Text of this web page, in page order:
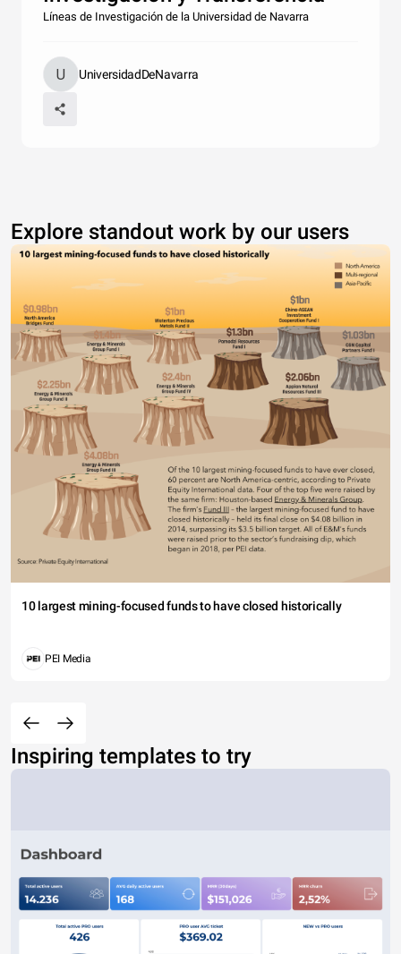
Líneas de Investigación de la Universidad de Navarra
UniversidadDeNavarra
Explore standout work by our users
10 largest mining-focused funds to have closed historically
PEI Media
Inspiring templates to try